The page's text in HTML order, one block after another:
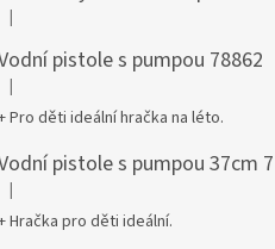
Hodnocení produktu je 5 z 5 hvězdiček.
|
pistole s pumpou 78862
Hodnocení produktu je 5 z 5 hvězdiček.
|
Pro děti ideální hračka na léto.
Hodnocení produktu je 5 z 5 hvězdiček.
|
Hračka pro děti ideální.